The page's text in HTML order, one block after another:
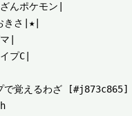
んポケモン|
きさ|★|
|
プC|
で覚えるわざ [#j873c865]